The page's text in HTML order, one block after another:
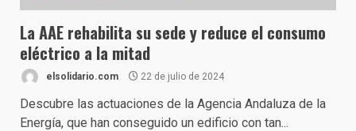
La AAE rehabilita su sede y reduce el consumo
eléctrico a la mitad
elsolidario.com 22 de julio de 2024
Descubre las actuaciones de la Agencia Andaluza de la
Energía, que han conseguido un edificio con tan...